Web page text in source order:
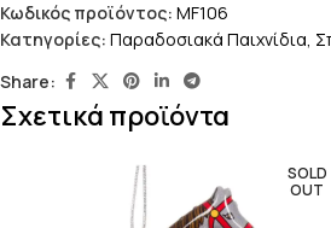
Κωδικός προϊόντος: MF106
Κατηγορίες: Παραδοσιακά Παιχνίδια,
Share:
Σχετικά προϊόντα
SOLD
OUT